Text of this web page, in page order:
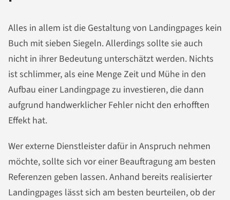
Alles in allem ist die Gestaltung von Landingpages kein
Buch mit sieben Siegeln. Allerdings sollte sie auch
nicht in ihrer Bedeutung unterschätzt werden. Nichts
ist schlimmer, als eine Menge Zeit und Mühe in den
Aufbau einer Landingpage zu investieren, die dann
aufgrund handwerklicher Fehler nicht den erhofften
Effekt hat.
Wer externe Dienstleister dafür in Anspruch nehmen
möchte, sollte sich vor einer Beauftragung am besten
Referenzen geben lassen. Anhand bereits realisierter
Landingpages lässt sich am besten beurteilen, ob der